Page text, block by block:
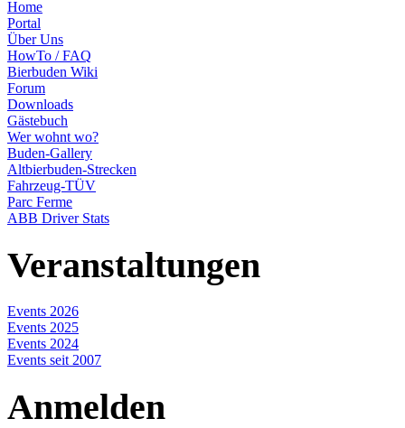
Home
Portal
Über Uns
HowTo / FAQ
Bierbuden Wiki
Forum
Downloads
Gästebuch
Wer wohnt wo?
Buden-Gallery
Altbierbuden-Strecken
Fahrzeug-TÜV
Parc Ferme
ABB Driver Stats
Veranstaltungen
Events 2026
Events 2025
Events 2024
Events seit 2007
Anmelden